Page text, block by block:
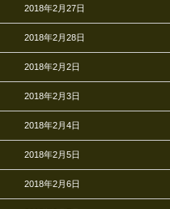
2018年2月27日
2018年2月28日
2018年2月2日
2018年2月3日
2018年2月4日
2018年2月5日
2018年2月6日